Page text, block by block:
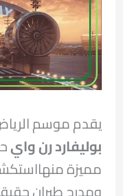
يقدم موسم
بوليفارد رن واي